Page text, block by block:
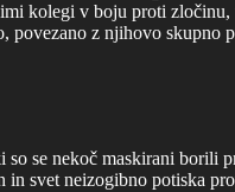
kolegi v boju proti
povezano z njihovo
se nekoč maskirani borili
svet neizogibno potiska